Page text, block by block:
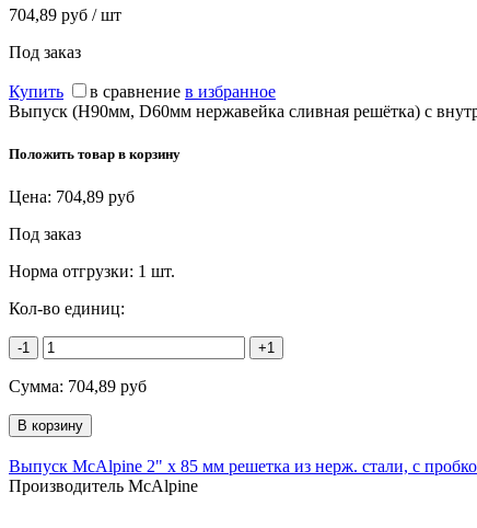
704,89 руб / шт
Под заказ
Купить в сравнение в избранное
Выпуск (H90мм, D60мм нержавейка сливная решётка) с
Положить товар в корзину
Цена: 704,89 руб
Под заказ
Норма отгрузки: 1 шт.
Кол-во единиц:
-1 +1
Сумма: 704,89 руб
Выпуск McAlpine 2" x 85 мм решетка из нерж. стали, с
Производитель McAlpine